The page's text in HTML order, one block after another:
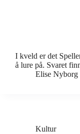
I kveld er det
å lure på. Svaret
Elise Nyborg
Kultur